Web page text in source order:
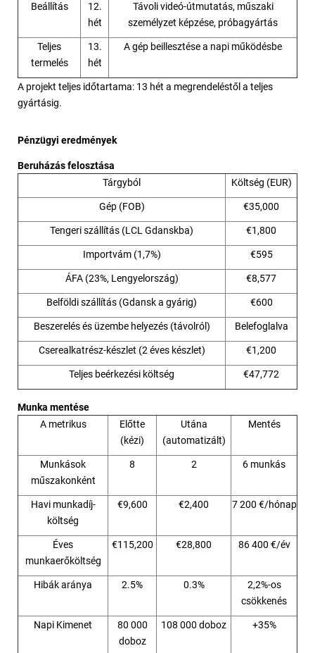
Beállítás
12.
hét
Távoli videó-útmutatás, műszaki
személyzet képzése, próbagyártás
Teljes
termelés
13.
hét
A gép beillesztése a napi működésbe
A projekt teljes időtartama: 13 hét a megrendeléstől a teljes
gyártásig.
Pénzügyi eredmények
Beruházás felosztása
Tárgyból
Költség (EUR)
Gép (FOB) €35,000
Tengeri szállítás (LCL Gdanskba) €1,800
Importvám (1,7%) €595
ÁFA (23%, Lengyelország) €8,577
Belföldi szállítás (Gdansk a gyárig) €600
Beszerelés és üzembe helyezés (távolról) Belefoglalva
Cserealkatrész-készlet (2 éves készlet) €1,200
Teljes beérkezési költség €47,772
Munka mentése
A metrikus
Előtte
(kézi)
Utána
(automatizált)
Mentés
Munkások
műszakonként
8 2 6 munkás
Havi munkadíj-
költség
€9,600 €2,400 7 200 €/hónap
Éves
munkaerőköltség
€115,200 €28,800 86 400 €/év
Hibák aránya 2.5% 0.3%
2,2%-os
csökkenés
Napi Kimenet
80 000
doboz
108 000 doboz +35%